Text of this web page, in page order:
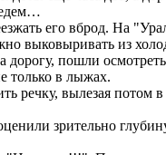
его вброд. На
выковыривать из
пошли
только в лыжах.
речку, вылезая потом
зрительно